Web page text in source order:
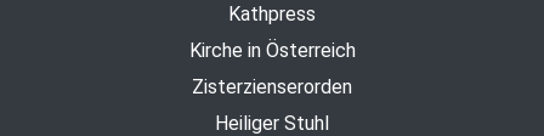
Kathpress
Kirche in Österreich
Zisterzienserorden
Heiliger Stuhl